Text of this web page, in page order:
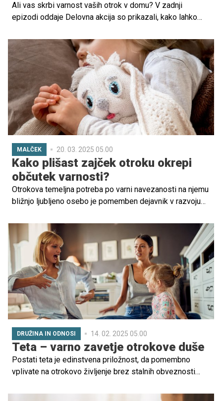
Ali vas skrbi varnost vaših otrok v domu? V zadnji
epizodi oddaje Delovna akcija so prikazali, kako lahko
stopnicah, močno izboljšajo varnost vaših najmlajših.
MALČEK 20. 03. 2025 05.00
Kako plišast zajček otroku okrepi
občutek varnosti?
Otrokova temeljna potreba po varni navezanosti na njemu
bližnjo ljubljeno osebo je pomemben dejavnik v razvoju
močni potrebi iskanja bližine in stika z otroku bližnjo
osebo (najpogosteje v zgodnjih razvojnih fazah z mamo).
Zgolj če otrok v varni navezanosti razvije občutek, da so
njegove čustvene in fizične potrebe prepoznane in
ustrezno izpolnjene, bo lahko navezanost razvil v
čustveno bližino in si dovolil ohranjati občutek lastne
vrednosti v ljubečih, varnih odnosih.
DRUŽINA IN ODNOSI 14. 02. 2025 05.00
Teta – varno zavetje otrokove duše
Postati teta je edinstvena priložnost, da pomembno
vplivate na otrokovo življenje brez stalnih obveznosti
družinskega življenja – brezpogojni ljubezni, smehu in